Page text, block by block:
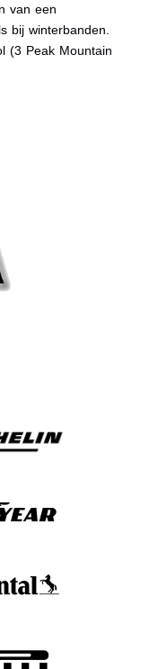
van een
bij winterbanden.
(3 Peak Mountain